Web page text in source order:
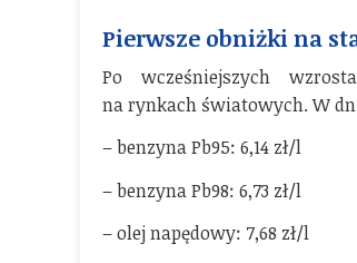
Pierwsze obniżki na
Po wcześniejszych
na rynkach światowych. W
– benzyna Pb95: 6,14 zł/l
– benzyna Pb98: 6,73 zł/l
– olej napędowy: 7,68 zł/l